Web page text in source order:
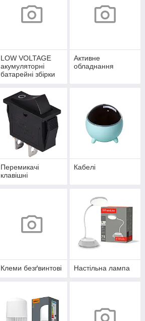
LOW VOLTAGE
акумуляторні
батарейні збірки
Активне
обладнання
Перемикачі
клавішні
Кабелі
Клеми безґвинтові Настільна лампа